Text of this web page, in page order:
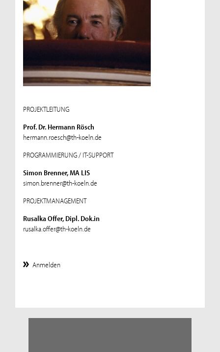
PROJEKTLEITUNG
Prof. Dr. Hermann Rösch
hermann.roesch@th-koeln.de
PROGRAMMIERUNG / IT-SUPPORT
Simon Brenner, MA LIS
simon.brenner@th-koeln.de
PROJEKTMANAGEMENT
Rusalka Offer, Dipl. Dok.in
rusalka.offer@th-koeln.de
Anmelden